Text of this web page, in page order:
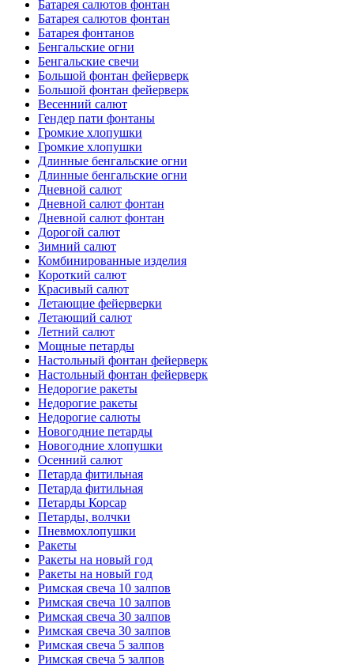
Батарея салютов фонтан
Батарея салютов фонтан
Батарея фонтанов
Бенгальские огни
Бенгальские свечи
Большой фонтан фейерверк
Большой фонтан фейерверк
Весенний салют
Гендер пати фонтаны
Громкие хлопушки
Громкие хлопушки
Длинные бенгальские огни
Длинные бенгальские огни
Дневной салют
Дневной салют фонтан
Дневной салют фонтан
Дорогой салют
Зимний салют
Комбинированные изделия
Короткий салют
Красивый салют
Летающие фейерверки
Летающий салют
Летний салют
Мощные петарды
Настольный фонтан фейерверк
Настольный фонтан фейерверк
Недорогие ракеты
Недорогие ракеты
Недорогие салюты
Новогодние петарды
Новогодние хлопушки
Осенний салют
Петарда фитильная
Петарда фитильная
Петарды Корсар
Петарды, волчки
Пневмохлопушки
Ракеты
Ракеты на новый год
Ракеты на новый год
Римская свеча 10 залпов
Римская свеча 10 залпов
Римская свеча 30 залпов
Римская свеча 30 залпов
Римская свеча 5 залпов
Римская свеча 5 залпов